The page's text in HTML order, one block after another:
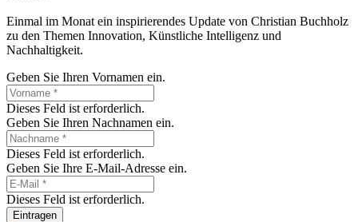
Einmal im Monat ein inspirierendes Update von Christian Buchholz
zu den Themen Innovation, Künstliche Intelligenz und
Nachhaltigkeit.
Geben Sie Ihren Vornamen ein.
Dieses Feld ist erforderlich.
Geben Sie Ihren Nachnamen ein.
Dieses Feld ist erforderlich.
Geben Sie Ihre E-Mail-Adresse ein.
Dieses Feld ist erforderlich.
Eintragen